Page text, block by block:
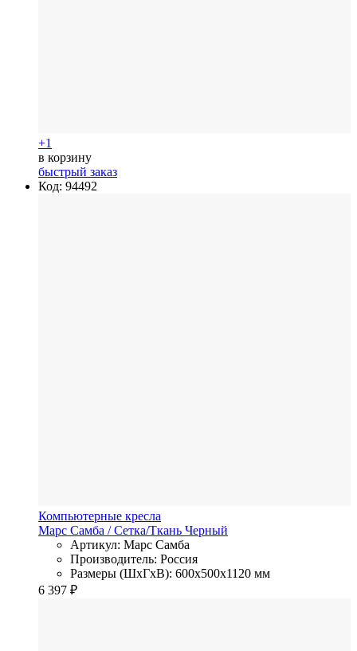
+1
в корзину
быстрый заказ
Код: 94492
Компьютерные кресла
Марс Самба / Сетка/Ткань Черный
Артикул: Марс Самба
Производитель: Россия
Размеры (ШхГхВ): 600x500x1120 мм
6 397 ₽